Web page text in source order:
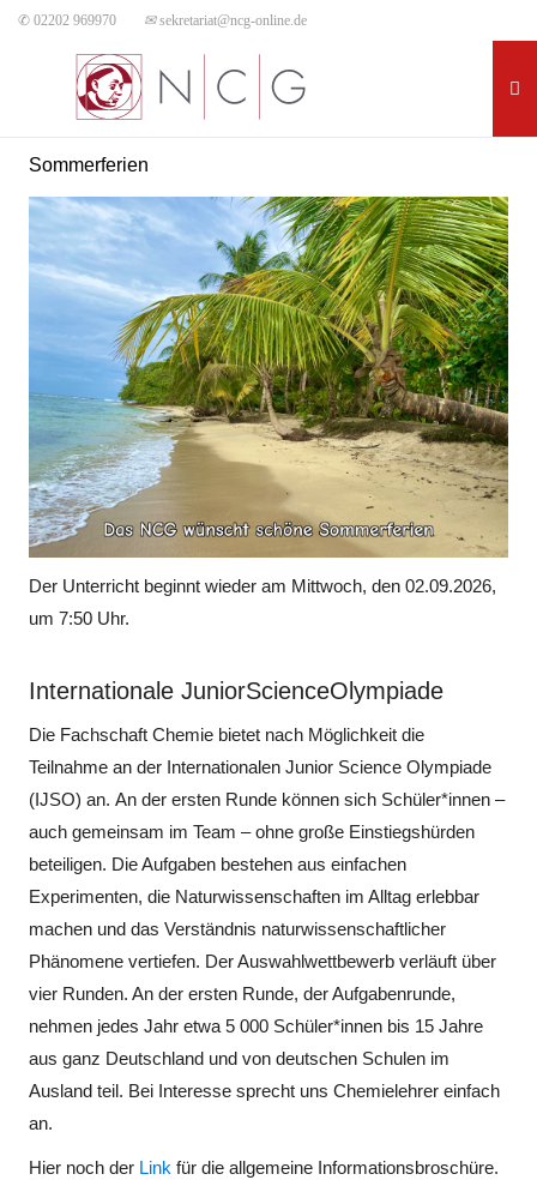
✆ 02202 969970 ✉sekretariat@ncg-online.de
Sommerferien
Der Unterricht beginnt wieder am Mittwoch, den 02.09.2026,
um 7:50 Uhr.
Internationale JuniorScienceOlympiade
Die Fachschaft Chemie bietet nach Möglichkeit die
Teilnahme an der Internationalen Junior Science Olympiade
(IJSO) an. An der ersten Runde können sich Schüler*innen –
auch gemeinsam im Team – ohne große Einstiegshürden
beteiligen. Die Aufgaben bestehen aus einfachen
Experimenten, die Naturwissenschaften im Alltag erlebbar
machen und das Verständnis naturwissenschaftlicher
Phänomene vertiefen. Der Auswahlwettbewerb verläuft über
vier Runden. An der ersten Runde, der Aufgabenrunde,
nehmen jedes Jahr etwa 5 000 Schüler*innen bis 15 Jahre
aus ganz Deutschland und von deutschen Schulen im
Ausland teil. Bei Interesse sprecht uns Chemielehrer einfach
an.
Hier noch der Link für die allgemeine Informationsbroschüre.